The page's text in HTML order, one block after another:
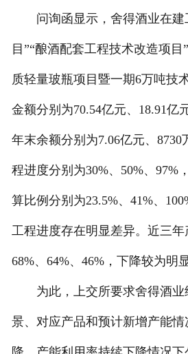
问询函显示，舍得酒业在建
目”“酿酒配套工程技术改造项目
质轻量玻瓶项目暨一期6万吨技
金额分别为70.54亿元、18.91亿
年末余额分别为7.06亿元、8730
程进度分别为30%、50%、97%
算比例分别为23.5%、41%、
工程进度存在明显差异。近三
68%、64%、46%，下降较为明显
为此，上交所要求舍得酒业
景、对应产品和预计新增产能